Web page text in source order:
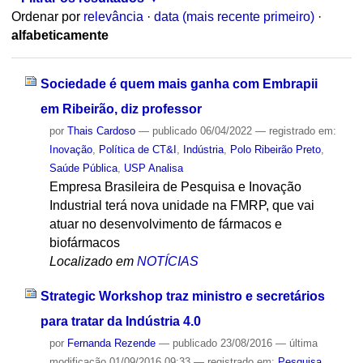
Ordenar por relevância · data (mais recente primeiro) ·
alfabeticamente
Sociedade é quem mais ganha com Embrapii
em Ribeirão, diz professor
por Thais Cardoso — publicado06/04/2022 — registrado em:
Inovação, Política de CT&I Indústria, Polo Ribeirão Preto,
Saúde Pública, USP Analisa
Empresa Brasileira de Pesquisa e Inovação
Industrial terá nova unidade na FMRP, que vai
atuar no desenvolvimento de fármacos e
biofármacos
Localizado em NOTÍCIAS
Strategic Workshop traz ministro e secretários
para tratar da Indústria 4.0
por Fernanda Rezende — publicado23/08/2016 — última